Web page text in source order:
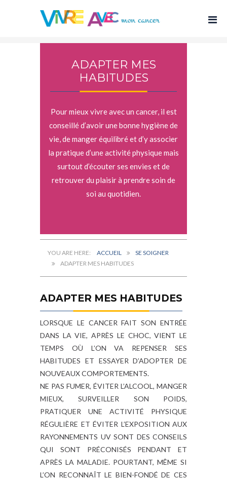
ADAPTER MES
HABITUDES
Pour mieux vivre avec un cancer, il est
conseillé d’avoir une bonne hygiène de
vie, de manger équilibré et d’y associer
la pratique d’une activité physique mais
surtout d’écouter ses envies et de
retrouver du plaisir à prendre soin de
soi au quotidien.
ACCUEIL
SE SOIGNER
ADAPTER MES HABITUDES
ADAPTER MES HABITUDES
LORSQUE LE CANCER FAIT SON ENTRÉE
DANS LA VIE, APRÈS LE CHOC, VIENT LE
TEMPS OÙ L’ON VA REPENSER SES
HABITUDES ET ESSAYER D’ADOPTER DE
NOUVEAUX COMPORTEMENTS.
NE PAS FUMER, ÉVITER L’ALCOOL, MANGER
MIEUX, SURVEILLER SON POIDS,
PRATIQUER UNE ACTIVITÉ PHYSIQUE
RÉGULIÈRE ET ÉVITER L’EXPOSITION AUX
RAYONNEMENTS UV SONT DES CONSEILS
QUI SONT PRÉCONISÉS PENDANT ET
APRÈS LA MALADIE. POURTANT, MÊME SI
L’ON RECONNAÎT LE BIEN-FONDÉ DE CES